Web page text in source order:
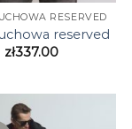
RESERVED
reserved
zł337.00